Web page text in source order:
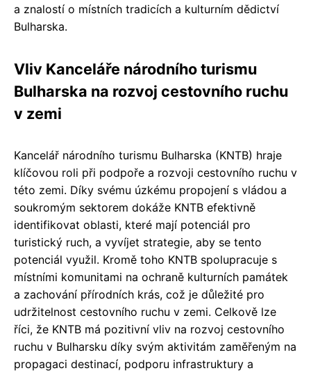
a znalostí o místních tradicích a kulturním dědictví
Bulharska.
Vliv Kanceláře národního turismu
Bulharska na rozvoj cestovního ruchu
v zemi
Kancelář národního turismu Bulharska (KNTB) hraje
klíčovou roli při podpoře a rozvoji cestovního ruchu v
této zemi. Díky svému úzkému propojení s vládou a
soukromým sektorem dokáže KNTB efektivně
identifikovat oblasti, které mají potenciál pro
turistický ruch, a vyvíjet strategie, aby se tento
potenciál využil. Kromě toho KNTB spolupracuje s
místními komunitami na ochraně kulturních památek
a zachování přírodních krás, což je důležité pro
udržitelnost cestovního ruchu v zemi. Celkově lze
říci, že KNTB má pozitivní vliv na rozvoj cestovního
ruchu v Bulharsku díky svým aktivitám zaměřeným na
propagaci destinací, podporu infrastruktury a